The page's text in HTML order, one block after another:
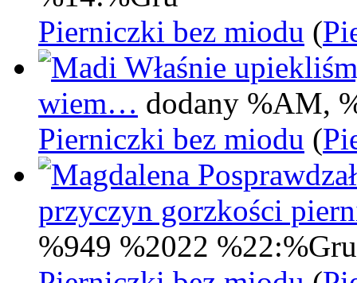
Pierniczki bez miodu (
Właśnie
wiem… dodany %AM,
Pierniczki bez miodu (
przyczyn gorzkości
%949 %2022 %22:%Gru